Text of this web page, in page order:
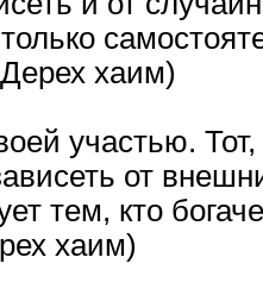
хаим)
участью.
от
тем, кто
хаим)